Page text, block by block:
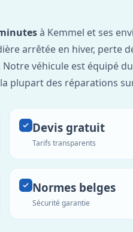
à Kemmel et ses
arrêtée en hiver, perte
véhicule est équipé du
plupart des réparations
Devis gratuit
Tarifs transparents
Normes belges
Sécurité garantie